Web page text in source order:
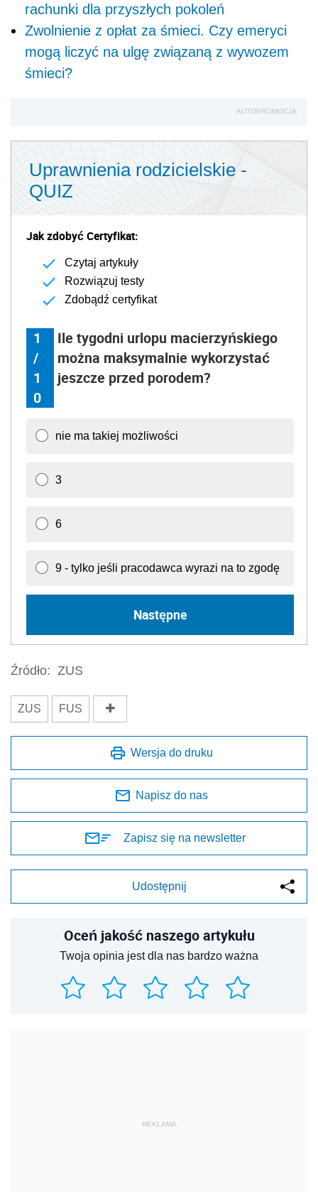
rachunki dla przyszłych pokoleń
Zwolnienie z opłat za śmieci. Czy emeryci
mogą liczyć na ulgę związaną z wywozem
śmieci?
AUTOPROMOCJA
Uprawnienia rodzicielskie -
QUIZ
Jak zdobyć Certyfikat:
Czytaj artykuły
Rozwiązuj testy
Zdobądź certyfikat
1
/
1
0
Ile tygodni urlopu macierzyńskiego
można maksymalnie wykorzystać
jeszcze przed porodem?
nie ma takiej możliwości
3
6
9 - tylko jeśli pracodawca wyrazi na to zgodę
Następne
Źródło: ZUS
ZUS FUS
Wersja do druku
Napisz do nas
Zapisz się na newsletter
Udostępnij
Oceń jakość naszego artykułu
Twoja opinia jest dla nas bardzo ważna
REKLAMA